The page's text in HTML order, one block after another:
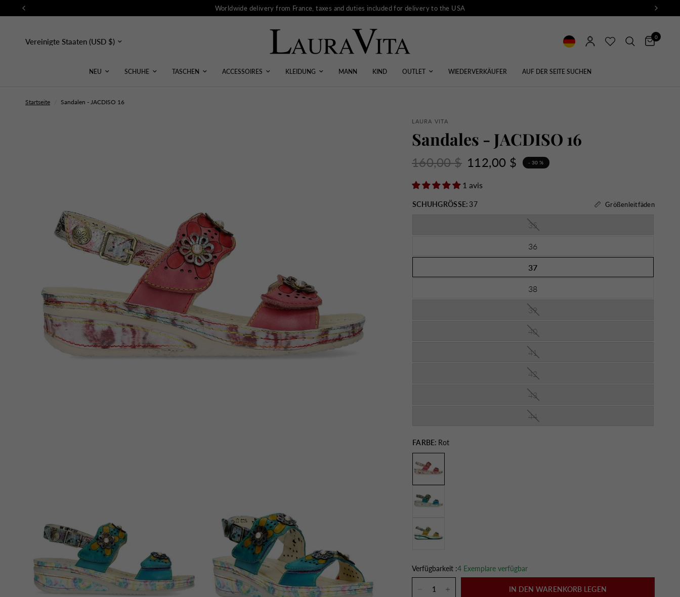
Worldwide delivery from France, taxes and duties included for delivery to the USA
Land/Region
aktualisieren
0
NEU SCHUHE TASCHEN ACCESSOIRES KLEIDUNG MANN KIND OUTLET WIEDERVERKÄUFER AUF DER SEITE SUCHEN
Startseite Sandalen - JACDISO 16
LAURA VITA
Sandales - JACDISO 16
160,00 $ 112,00 $ - 30 %
1 avis
SCHUHGRÖSSE: 37 Größenleitfäden
35
36
37
38
39
40
41
42
43
44
FARBE: Rot
Verfügbarkeit :4 Exemplare verfügbar
IN DEN WARENKORB LEGEN